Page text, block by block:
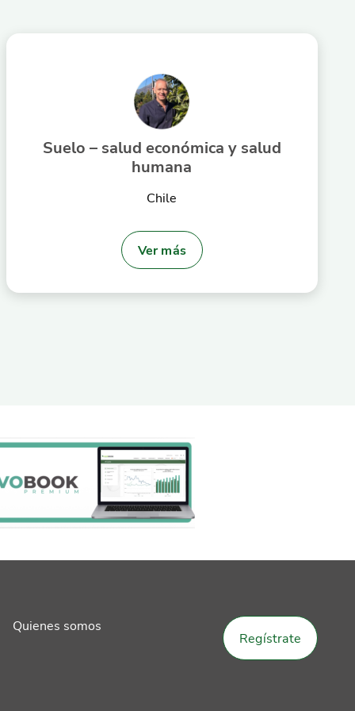
Suelo – salud económica y salud
humana
Chile
Ver más
Quienes somos
Regístrate